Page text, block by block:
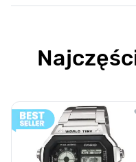
Poruszanie się po
Naciśnij, aby pominąć
Naciśnij, aby przejść do